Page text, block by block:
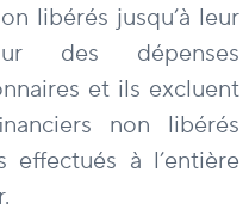
libérés jusqu’à leur
des dépenses
et ils excluent
non libérés
effectués à l’entière